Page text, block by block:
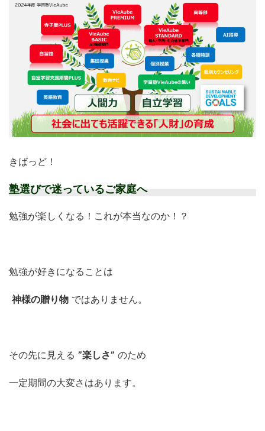
きばっど！
塾選びで迷っているご家庭へ
勉強が楽しくなる！これが本当なのか！？
勉強が好きになることは
神様の贈り物 ではありません。
その先に見える ”楽しさ” のため
一定期間の大変さはあります。